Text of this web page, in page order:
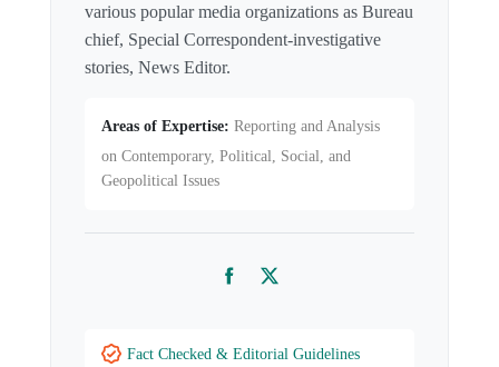
various popular media organizations as Bureau
chief, Special Correspondent-investigative
stories, News Editor.
Areas of Expertise: Reporting and Analysis
on Contemporary, Political, Social, and
Geopolitical Issues
FacebookTwitter
Fact Checked & Editorial Guidelines